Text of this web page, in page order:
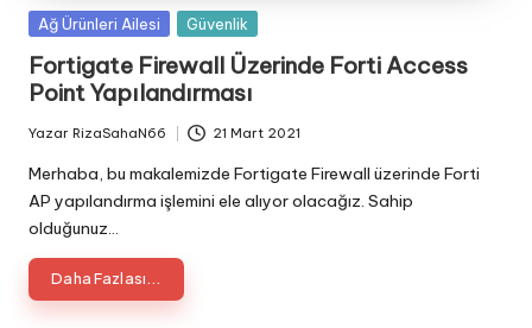
Posted
Ağ Ürünleri Ailesi Güvenlik
Fortigate Firewall Üzerinde Forti Access
Point Yapılandırması
by
Yazar RizaSahaN66 21 Mart 2021
Merhaba, bu makalemizde Fortigate Firewall üzerinde Forti
AP yapılandırma işlemini ele alıyor olacağız. Sahip
olduğunuz…
Daha Fazlası...